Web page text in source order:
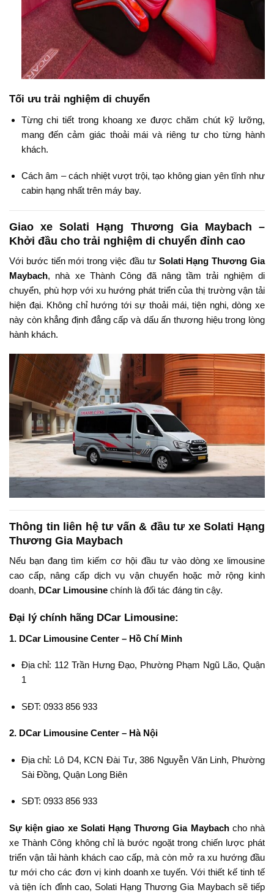
Tối ưu trải nghiệm di chuyển
Từng chi tiết trong khoang xe được chăm chút kỹ lưỡng,
mang đến cảm giác thoải mái và riêng tư cho từng hành
khách.
Cách âm – cách nhiệt vượt trội, tạo không gian yên tĩnh như
cabin hạng nhất trên máy bay.
Giao xe Solati Hạng Thương Gia Maybach –
Khởi đầu cho trải nghiệm di chuyển đỉnh cao
Với bước tiến mới trong việc đầu tư Solati Hạng Thương Gia
Maybach, nhà xe Thành Công đã nâng tầm trải nghiệm di
chuyển, phù hợp với xu hướng phát triển của thị trường vận tải
hiện đại. Không chỉ hướng tới sự thoải mái, tiện nghi, dòng xe
này còn khẳng định đẳng cấp và dấu ấn thương hiệu trong lòng
hành khách.
Thông tin liên hệ tư vấn & đầu tư xe Solati Hạng
Thương Gia Maybach
Nếu bạn đang tìm kiếm cơ hội đầu tư vào dòng xe limousine
cao cấp, nâng cấp dịch vụ vận chuyển hoặc mở rộng kinh
doanh, DCar Limousine chính là đối tác đáng tin cậy.
Đại lý chính hãng DCar Limousine:
1. DCar Limousine Center – Hồ Chí Minh
Địa chỉ: 112 Trần Hưng Đạo, Phường Phạm Ngũ Lão, Quận
1
SĐT: 0933 856 933
2. DCar Limousine Center – Hà Nội
Địa chỉ: Lô D4, KCN Đài Tư, 386 Nguyễn Văn Linh, Phường
Sài Đồng, Quận Long Biên
SĐT: 0933 856 933
Sự kiện giao xe Solati Hạng Thương Gia Maybachcho nhà
xe Thành Công không chỉ là bước ngoặt trong chiến lược phát
triển vận tải hành khách cao cấp, mà còn mở ra xu hướng đầu
tư mới cho các đơn vị kinh doanh xe tuyến. Với thiết kế tinh tế
và tiện ích đỉnh cao, Solati Hạng Thương Gia Maybach sẽ tiếp